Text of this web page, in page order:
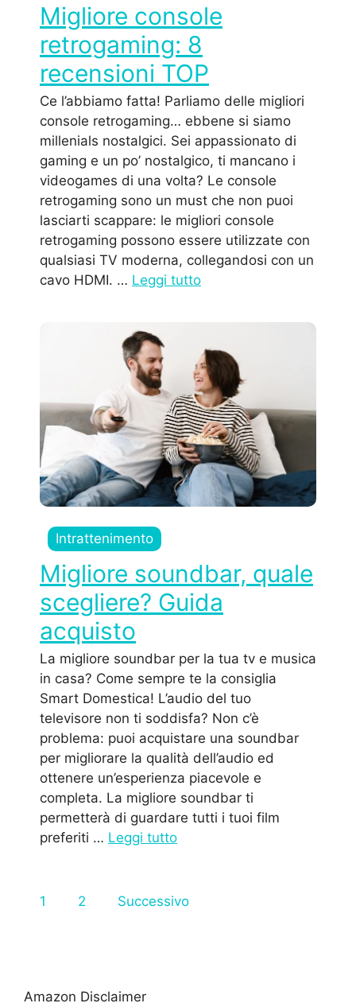
Migliore console
retrogaming: 8
recensioni TOP
Ce l’abbiamo fatta! Parliamo delle migliori
console retrogaming… ebbene si siamo
millenials nostalgici. Sei appassionato di
gaming e un po’ nostalgico, ti mancano i
videogames di una volta? Le console
retrogaming sono un must che non puoi
lasciarti scappare: le migliori console
retrogaming possono essere utilizzate con
qualsiasi TV moderna, collegandosi con un
cavo HDMI. … Leggi tutto
Intrattenimento
Migliore soundbar, quale
scegliere? Guida
acquisto
La migliore soundbar per la tua tv e musica
in casa? Come sempre te la consiglia
Smart Domestica! L’audio del tuo
televisore non ti soddisfa? Non c’è
problema: puoi acquistare una soundbar
per migliorare la qualità dell’audio ed
ottenere un’esperienza piacevole e
completa. La migliore soundbar ti
permetterà di guardare tutti i tuoi film
preferiti … Leggi tutto
1 2 Successivo
Amazon Disclaimer